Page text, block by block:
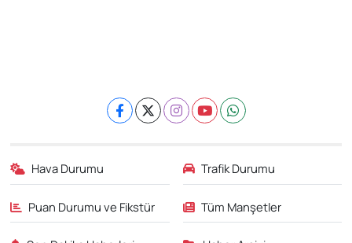
Hava Durumu Trafik Durumu
Puan Durumu ve Fikstür Tüm Manşetler